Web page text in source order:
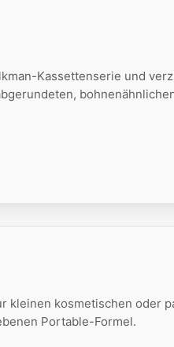
Kassettenserie und
kleinen kosmetischen oder
Portable-Formel.